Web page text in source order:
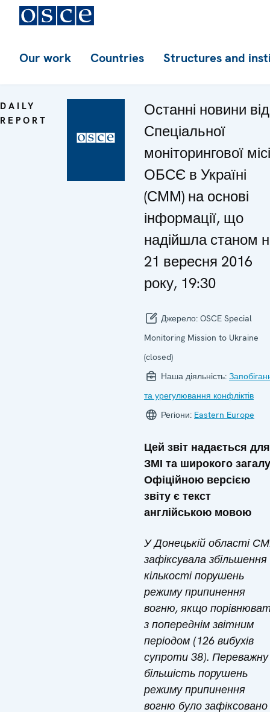
Our work Countries Structures and
DAILY
REPORT
Останні новини від
Спеціальної
моніторингової
ОБСЄ в Україні
(СММ) на основі
інформації, що
надійшла станом
21 вересня 2016
року, 19:30
Джерело: OSCE Special
Monitoring Mission to Ukraine
(closed)
Наша діяльність:
та урегулювання конфліктів
Регіони: Eastern Europe
Цей звіт надається для
ЗМІ та широкого
Офіційною версією
звіту є текст
англійською мовою
У Донецькій області
зафіксувала збільшення
кількості порушень
режиму припинення
вогню, якщо
з попереднім звітним
періодом (126 вибухів
супроти 38). Переважну
більшість порушень
режиму припинення
вогню було зафіксовано